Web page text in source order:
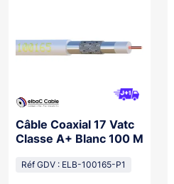
Câble Coaxial 17 Vatc
Classe A+ Blanc 100 M
Réf GDV : ELB-100165-P1